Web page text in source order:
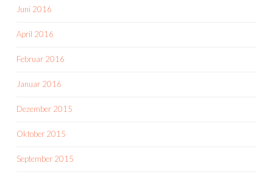
Juni 2016
April 2016
Februar 2016
Januar 2016
Dezember 2015
Oktober 2015
September 2015